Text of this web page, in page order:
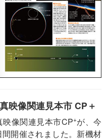
映像関連見本市 CP＋
像関連見本市CP+が、今
開催されました。新機材